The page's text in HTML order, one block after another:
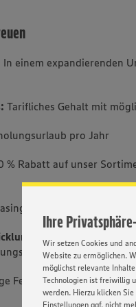
Ihre
Wir setzen Cookies und
Website zu ermöglichen.
möglichst relevante
Technologien ist freiwillig
werden. Hierzu klicken Sie
Einstellungen ggf. nicht
In einem expandierenden
Tarifliches Gehalt mit
pro Jahr
% Rabatt auf unser
für Ihre flexible
Feedbackgespräche zur